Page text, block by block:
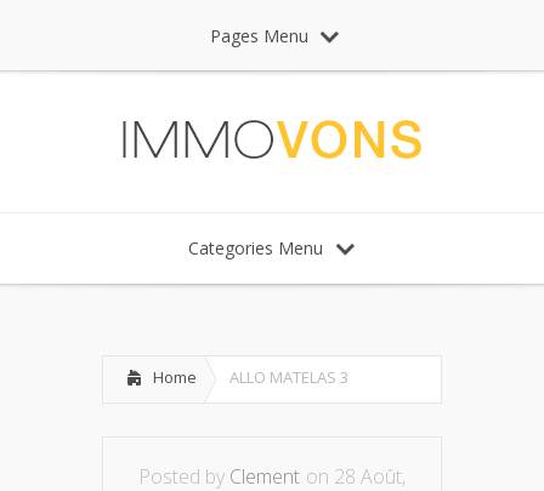
Pages Menu
Categories Menu
Home ALLO MATELAS 3
Posted by Clement on 28 Août,